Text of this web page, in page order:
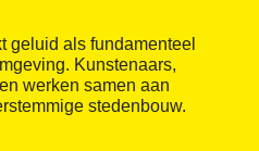
geluid als fundamenteel
Kunstenaars,
werken samen aan
stedenbouw.